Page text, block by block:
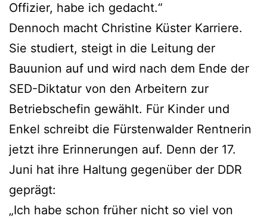
Offizier, habe ich gedacht.“
Dennoch macht Christine Küster Karriere.
Sie studiert, steigt in die Leitung der
Bauunion auf und wird nach dem Ende der
SED-Diktatur von den Arbeitern zur
Betriebschefin gewählt. Für Kinder und
Enkel schreibt die Fürstenwalder Rentnerin
jetzt ihre Erinnerungen auf. Denn der 17.
Juni hat ihre Haltung gegenüber der DDR
geprägt:
„Ich habe schon früher nicht so viel von